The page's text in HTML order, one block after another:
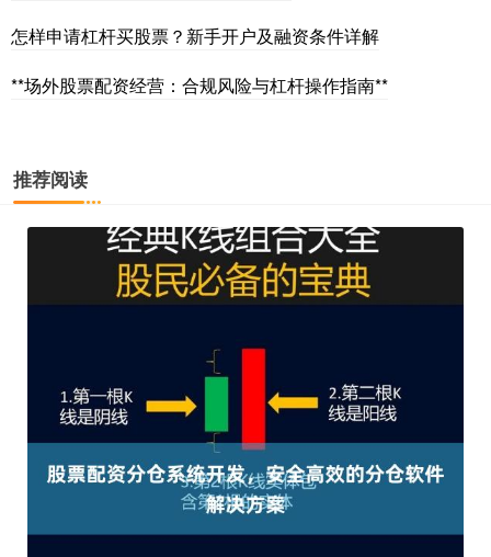
怎样申请杠杆买股票？新手开户及融资条件详解
**场外股票配资经营：合规风险与杠杆操作指南**
推荐阅读